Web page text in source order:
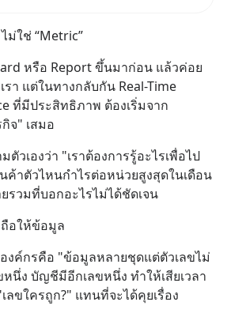
เก๋าเล่ากลโกง” เพื่อรู้ทันมุก
กลวงในคราบ
ม่ใช่ “Metric”
หรือ Report ขึ้นมาก่อน แล้วค่อย
า แต่ในทางกลับกัน Real-Time
ที่มีประสิทธิภาพ ต้องเริ่มจาก
จ" เสมอ
ตัวเองว่า "เราต้องการรู้อะไรเพื่อไป
ค้าตัวไหนกำไรต่อหน่วยสูงสุดในเดือน
รวมที่บอกอะไรไม่ได้ชัดเจน
อให้ข้อมูล
ค์กรคือ "ข้อมูลหลายชุดแต่ตัวเลขไม่
นึ่ง บัญชีมีอีกเลขหนึ่ง ทำให้เสียเวลา
ลขใครถูก?" แทนที่จะได้คุยเรื่อง